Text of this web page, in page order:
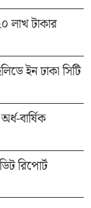
লাখ টাকার
ইন ঢাকা সিটি
বার্ষিক
রিপোর্ট